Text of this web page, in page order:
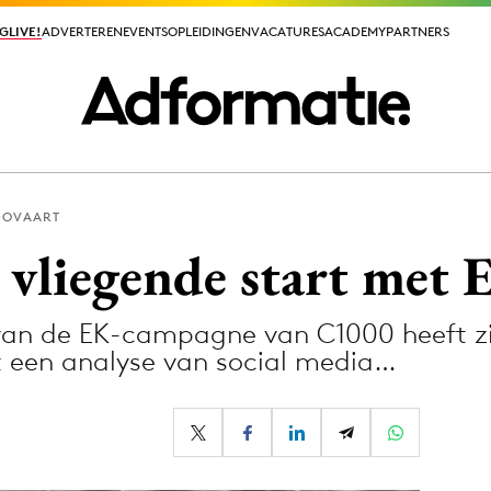
ADVERTERENEVENTSOPLEIDINGENVACATURESACADEMYPARTNERS
ADVERTERENEVENTSOPLEIDINGENVACATURESACADEMYPARTNERS
Merkstrategie
PR
start met
de EK-campagne van C1000 heeft
analyse van social media…